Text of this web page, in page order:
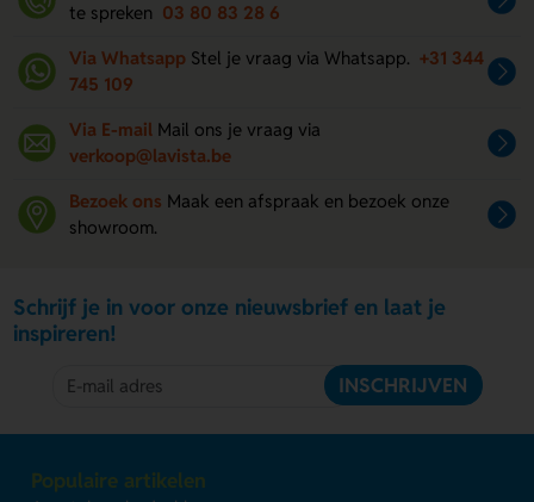
te spreken 03 80 83 28 6
Via Whatsapp Stel je vraag via Whatsapp. +31 344
745 109
Via E-mail Mail ons je vraag via
verkoop@lavista.be
Bezoek ons Maak een afspraak en bezoek onze
showroom.
Schrijf je in voor onze nieuwsbrief en laat je
inspireren!
INSCHRIJVEN
Populaire artikelen